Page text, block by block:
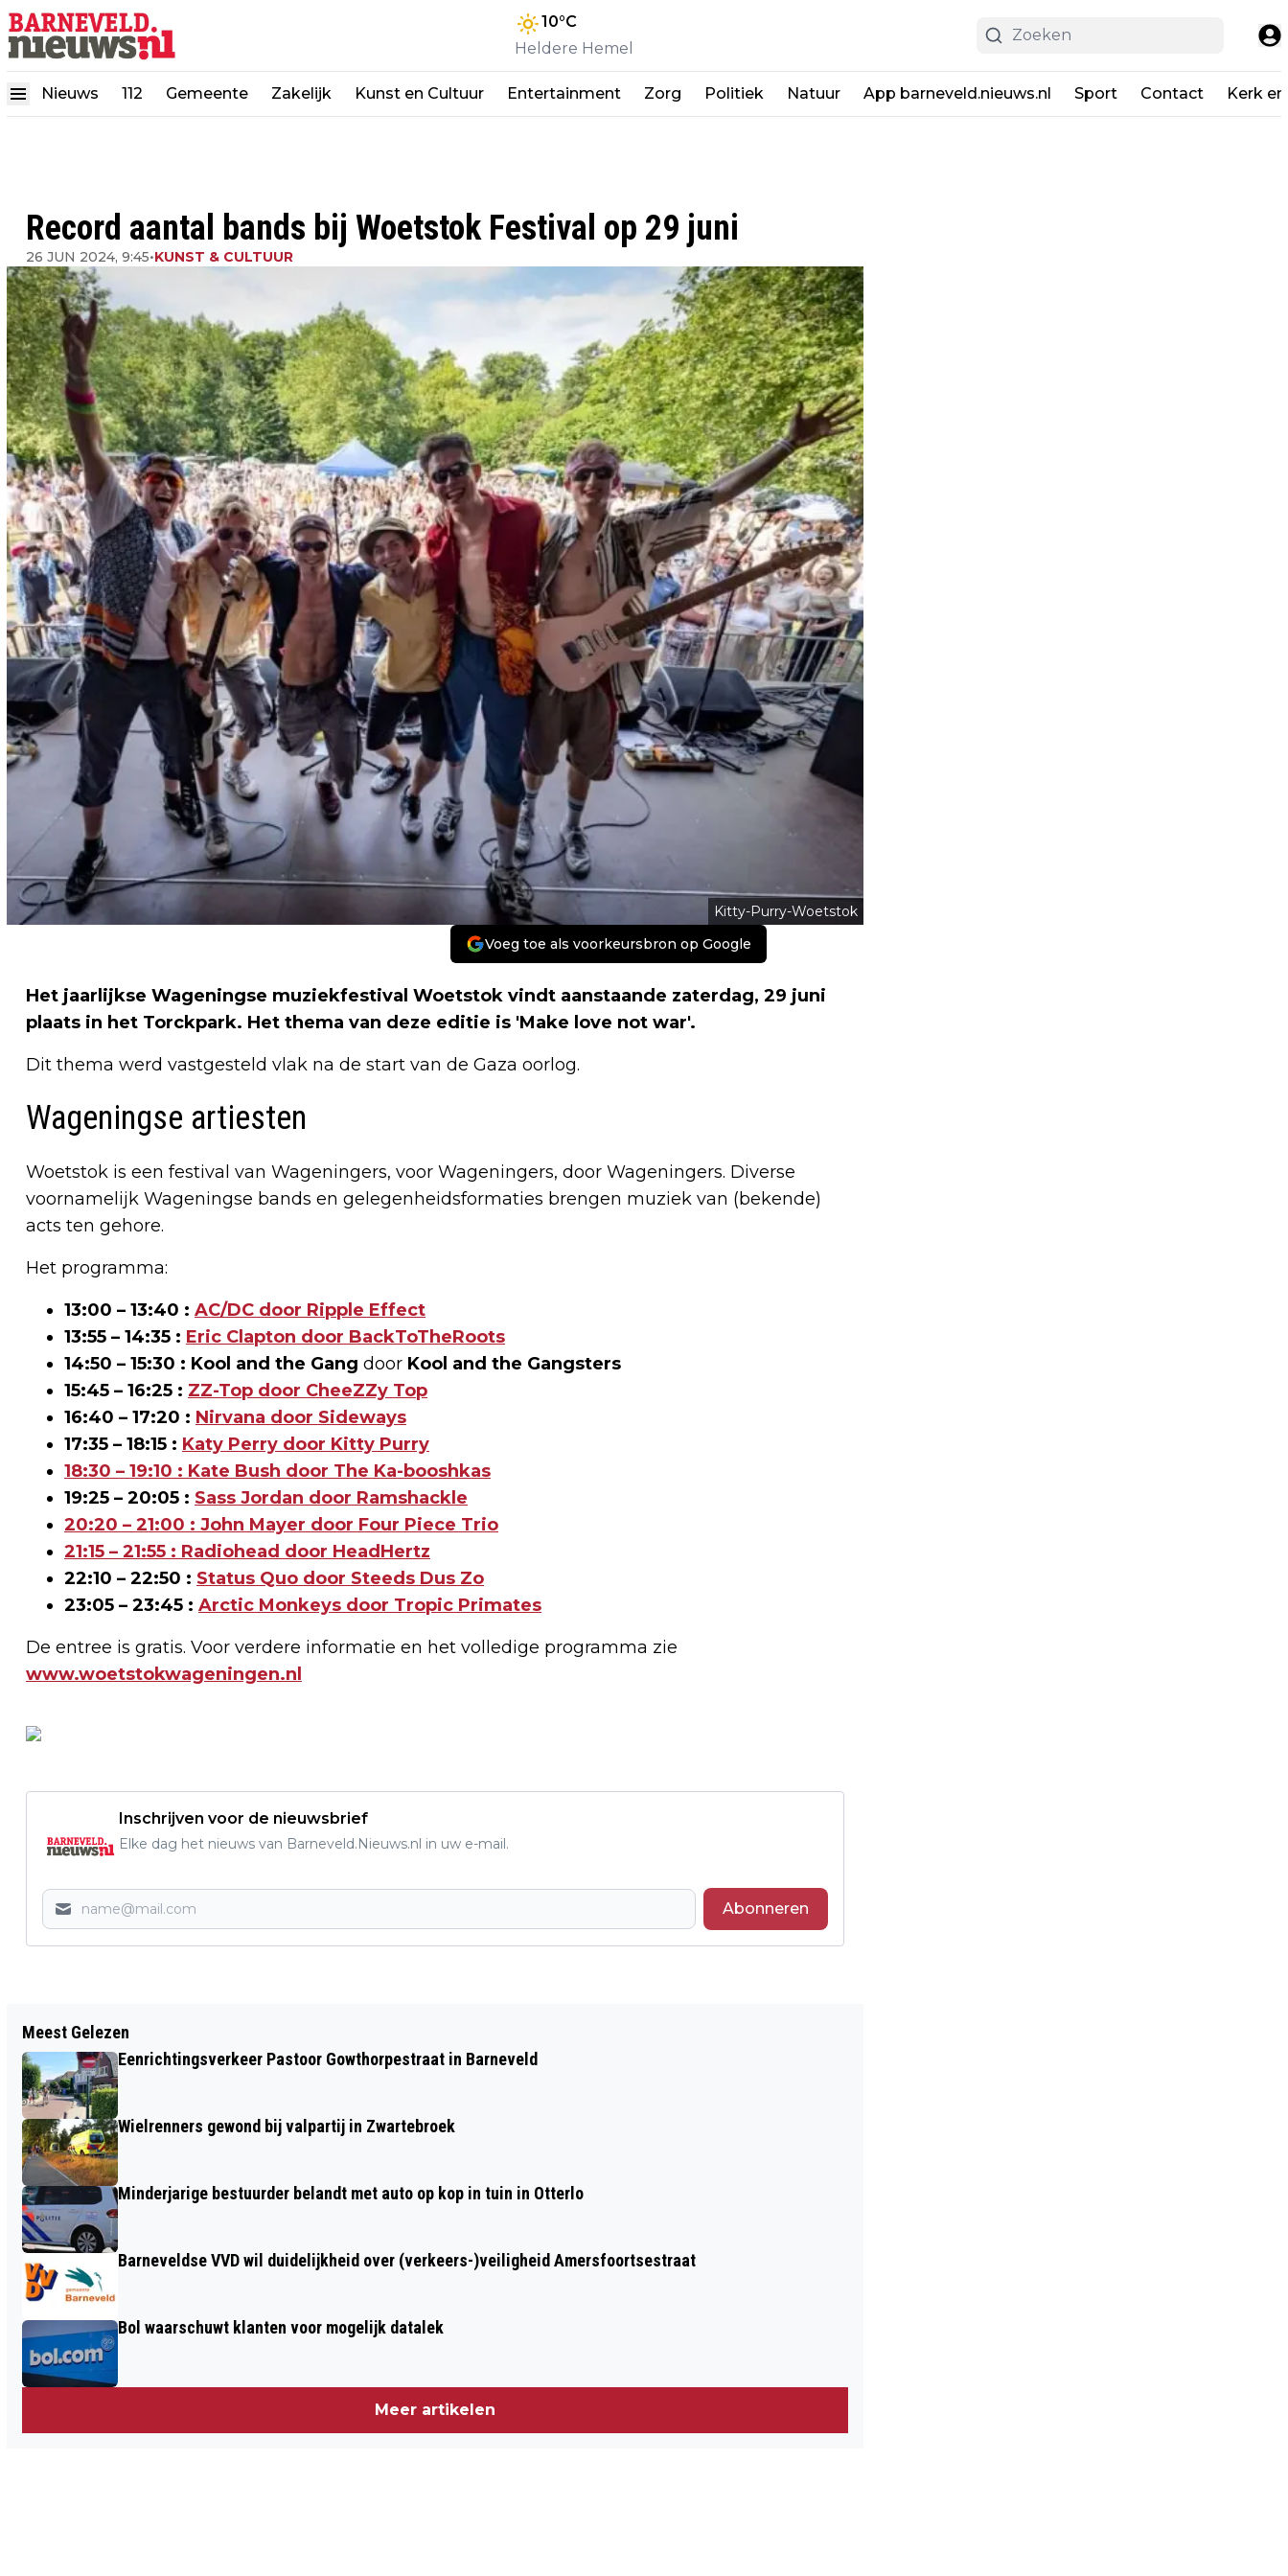
10°C
Heldere Hemel
Nieuws 112 Gemeente Zakelijk Kunst en Cultuur Entertainment Zorg Politiek Natuur App barneveld.nieuws.nl Sport Contact Kerk
Record aantal bands bij Woetstok Festival op 29 juni
26 JUN 2024, 9:45•KUNST & CULTUUR
Kitty-Purry-Woetstok
Voeg toe als voorkeursbron op Google
Het jaarlijkse Wageningse muziekfestival Woetstok vindt aanstaande zaterdag, 29 juni
plaats in het Torckpark. Het thema van deze editie is 'Make love not war'.
Dit thema werd vastgesteld vlak na de start van de Gaza oorlog.
Wageningse artiesten
Woetstok is een festival van Wageningers, voor Wageningers, door Wageningers. Diverse
voornamelijk Wageningse bands en gelegenheidsformaties brengen muziek van (bekende)
acts ten gehore.
Het programma:
13:00 – 13:40 : AC/DC door Ripple Effect
13:55 – 14:35 : Eric Clapton door BackToTheRoots
14:50 – 15:30 : Kool and the Gang door Kool and the Gangsters
15:45 – 16:25 : ZZ-Top door CheeZZy Top
16:40 – 17:20 : Nirvana door Sideways
17:35 – 18:15 : Katy Perry door Kitty Purry
18:30 – 19:10 : Kate Bush door The Ka-booshkas
19:25 – 20:05 : Sass Jordan door Ramshackle
20:20 – 21:00 : John Mayer door Four Piece Trio
21:15 – 21:55 : Radiohead door HeadHertz
22:10 – 22:50 : Status Quo door Steeds Dus Zo
23:05 – 23:45 : Arctic Monkeys door Tropic Primates
De entree is gratis. Voor verdere informatie en het volledige programma zie
www.woetstokwageningen.nl
Inschrijven voor de nieuwsbrief
Elke dag het nieuws van Barneveld.Nieuws.nl in uw e-mail.
Abonneren
GELDERSE KINDEREN WORDEN LEKKER
VIES OP MODDERDAG
IN OMGEVING LUNTEREN
Meest Gelezen
Eenrichtingsverkeer Pastoor Gowthorpestraat in Barneveld
Wielrenners gewond bij valpartij in Zwartebroek
Minderjarige bestuurder belandt met auto op kop in tuin in Otterlo
Barneveldse VVD wil duidelijkheid over (verkeers-)veiligheid Amersfoortsestraat
Bol waarschuwt klanten voor mogelijk datalek
Meer artikelen